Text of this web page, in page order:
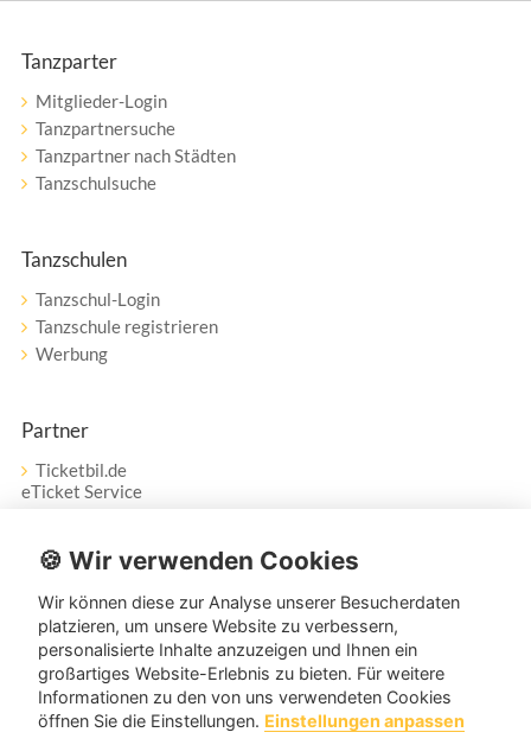
Tanzparter
Mitglieder-Login
Tanzpartnersuche
Tanzpartner nach Städten
Tanzschulsuche
Tanzschulen
Tanzschul-Login
Tanzschule registrieren
Werbung
Partner
Ticketbil.de
eTicket Service
Vertrag widerrufen
Service
Unser Tanzpartner-Service hilft Ihnen bei Fragen und
Anregungen gerne weiter!
🍪 Wir verwenden Cookies
Wir können diese zur Analyse unserer Besucherdaten
platzieren, um unsere Website zu verbessern,
personalisierte Inhalte anzuzeigen und Ihnen ein
großartiges Website-Erlebnis zu bieten. Für weitere
Informationen zu den von uns verwendeten Cookies
öffnen Sie die Einstellungen. Einstellungen anpassen